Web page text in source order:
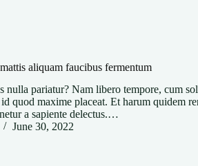
aliquam faucibus fermentum
nulla pariatur? Nam libero tempore, cum
quod maxime placeat. Et harum quidem
a sapiente delectus.…
June 30, 2022